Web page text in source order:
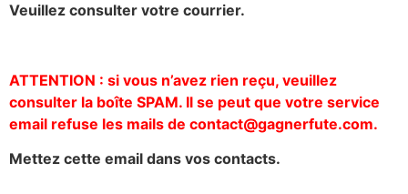
Veuillez consulter votre courrier.
ATTENTION : si vous n’avez rien reçu, veuillez
consulter la boîte SPAM. Il se peut que votre service
email refuse les mails de contact@gagnerfute.com.
Mettez cette email dans vos contacts.